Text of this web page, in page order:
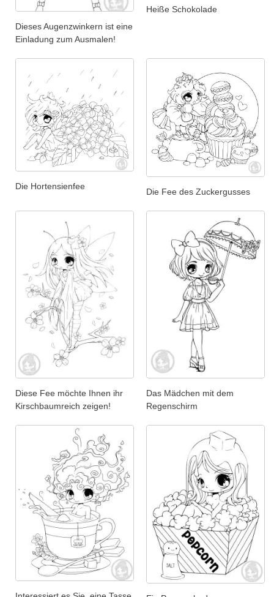
Dieses Augenzwinkern ist eine
Einladung zum Ausmalen!
Heiße Schokolade
Die Hortensienfee
Die Fee des Zuckergusses
Diese Fee möchte Ihnen ihr
Kirschbaumreich zeigen!
Das Mädchen mit dem
Regenschirm